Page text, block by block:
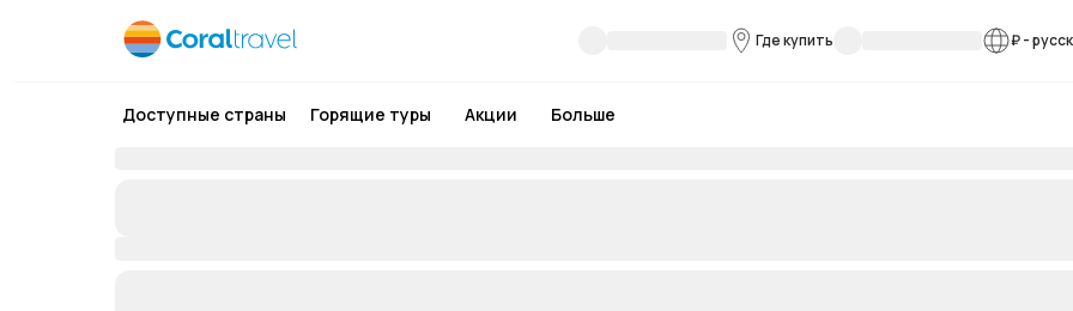
Где купить ₽-
Доступные страны Горящие туры Акции Больше